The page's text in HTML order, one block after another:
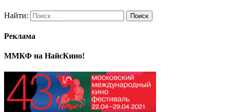
Найти:
Реклама
ММКФ на НайсКино!